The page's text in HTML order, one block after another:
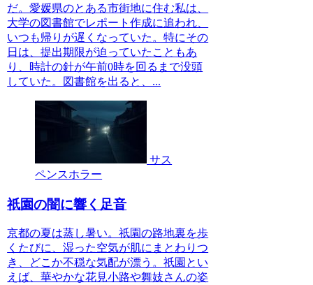
だ。愛媛県のとある市街地に住む私は、
大学の図書館でレポート作成に追われ、
いつも帰りが遅くなっていた。特にその
日は、提出期限が迫っていたこともあ
り、時計の針が午前0時を回るまで没頭
していた。図書館を出ると、...
サス
ペンスホラー
祇園の闇に響く足音
京都の夏は蒸し暑い。祇園の路地裏を歩
くたびに、湿った空気が肌にまとわりつ
き、どこか不穏な気配が漂う。祇園とい
えば、華やかな花見小路や舞妓さんの姿